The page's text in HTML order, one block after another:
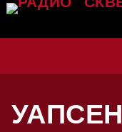
УАПСЕН